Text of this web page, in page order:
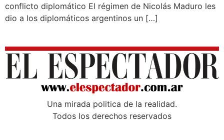
conflicto diplomático El régimen de Nicolás Maduro les
dio a los diplomáticos argentinos un […]
Una mirada poli­tica de la realidad.
Todos los derechos reservados